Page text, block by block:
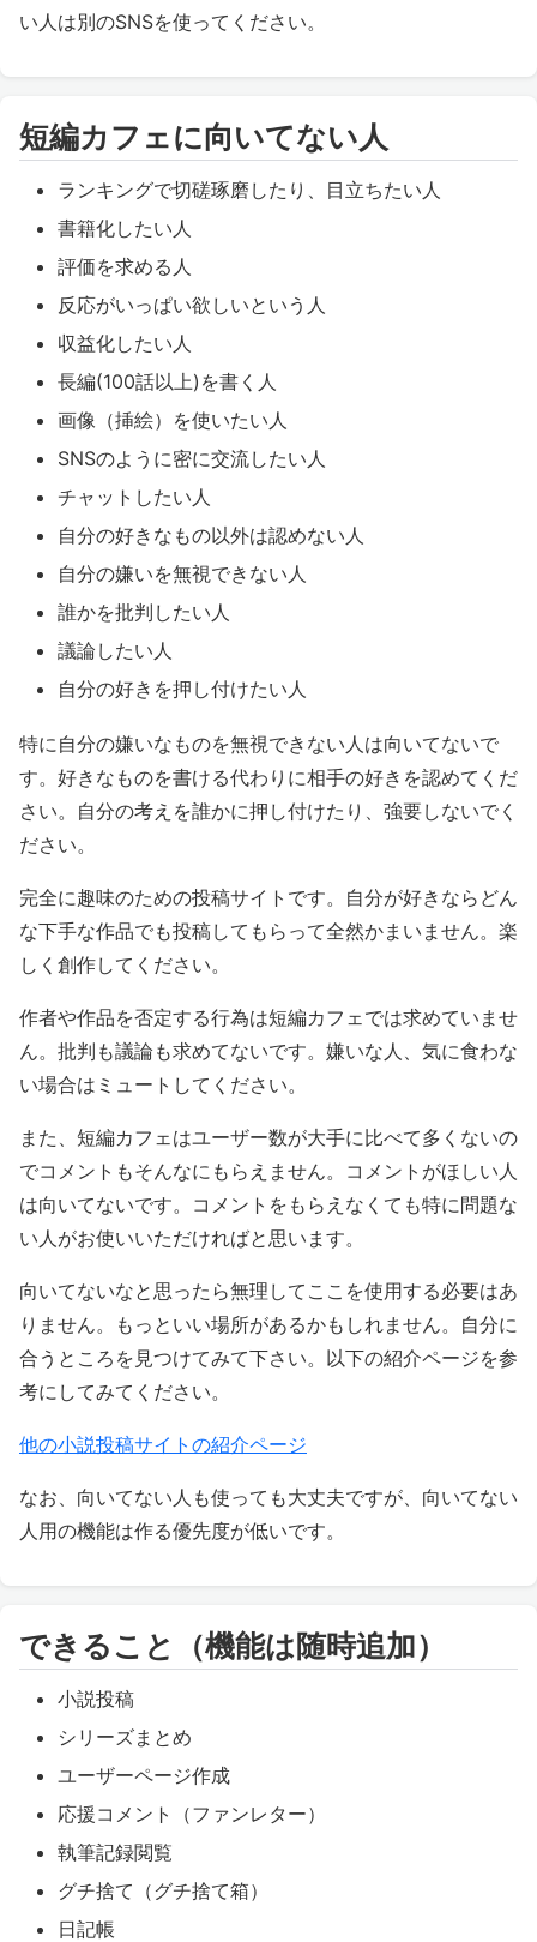
い人は別のSNSを使ってください。
短編カフェに向いてない人
ランキングで切磋琢磨したり、目立ちたい人
書籍化したい人
評価を求める人
反応がいっぱい欲しいという人
収益化したい人
長編(100話以上)を書く人
画像（挿絵）を使いたい人
SNSのように密に交流したい人
チャットしたい人
自分の好きなもの以外は認めない人
自分の嫌いを無視できない人
誰かを批判したい人
議論したい人
自分の好きを押し付けたい人
特に自分の嫌いなものを無視できない人は向いてないで
す。好きなものを書ける代わりに相手の好きを認めてくだ
さい。自分の考えを誰かに押し付けたり、強要しないでく
ださい。
完全に趣味のための投稿サイトです。自分が好きならどん
な下手な作品でも投稿してもらって全然かまいません。楽
しく創作してください。
作者や作品を否定する行為は短編カフェでは求めていませ
ん。批判も議論も求めてないです。嫌いな人、気に食わな
い場合はミュートしてください。
また、短編カフェはユーザー数が大手に比べて多くないの
でコメントもそんなにもらえません。コメントがほしい人
は向いてないです。コメントをもらえなくても特に問題な
い人がお使いいただければと思います。
向いてないなと思ったら無理してここを使用する必要はあ
りません。もっといい場所があるかもしれません。自分に
合うところを見つけてみて下さい。以下の紹介ページを参
考にしてみてください。
他の小説投稿サイトの紹介ページ
なお、向いてない人も使っても大丈夫ですが、向いてない
人用の機能は作る優先度が低いです。
できること（機能は随時追加）
小説投稿
シリーズまとめ
ユーザーページ作成
応援コメント（ファンレター）
執筆記録閲覧
グチ捨て（グチ捨て箱）
日記帳